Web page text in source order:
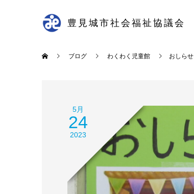
豊見城市社会福祉協議会
ブログ わくわく児童館 おしらせ
5月
24
2023